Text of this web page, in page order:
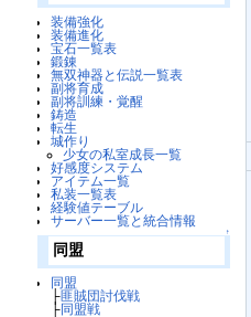
装備強化
装備進化
宝石一覧表
鍛錬
無双神器と伝説一覧表
副将育成
副将訓練・覚醒
鋳造
転生
城作り
少女の私室成長一覧
好感度システム
アイテム一覧
私装一覧表
経験値テーブル
サーバー一覧と統合情報
↑
同盟
同盟
├匪賊団討伐戦
├同盟戦